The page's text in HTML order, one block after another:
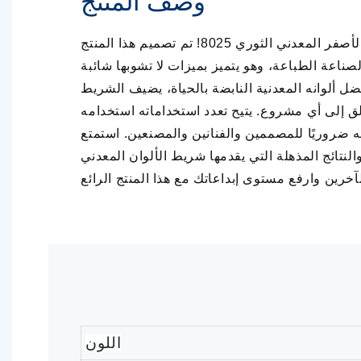
نقدم لكم الشريط الأصفر المعدني الثوري 8025! تم تصميم هذا المنتج
الطباعة، وهو يتميز بميزات لا تشوبها شائبة
ألوانه المعدنية النابضة بالحياة، يضيف الشريط
إلى أي مشروع. يتيح تعدد استخداماته استخدامه
ضروريًا للمصممين والفنانين والمصنعين. استمتع
المذهلة التي يقدمها شريط الألوان المعدني
اللون